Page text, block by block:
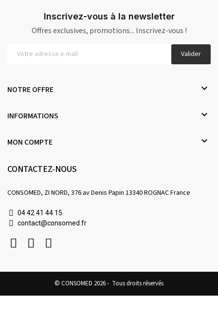
Inscrivez-vous à la newsletter
Offres exclusives, promotions... Inscrivez-vous !
Valider
NOTRE OFFRE 
INFORMATIONS 
MON COMPTE 
CONTACTEZ-NOUS
CONSOMED, ZI NORD, 376 av Denis Papin 13340 ROGNAC France
04 42 41 44 15
contact@consomed.fr
© CONSOMED 2026 - Tous droits réservés